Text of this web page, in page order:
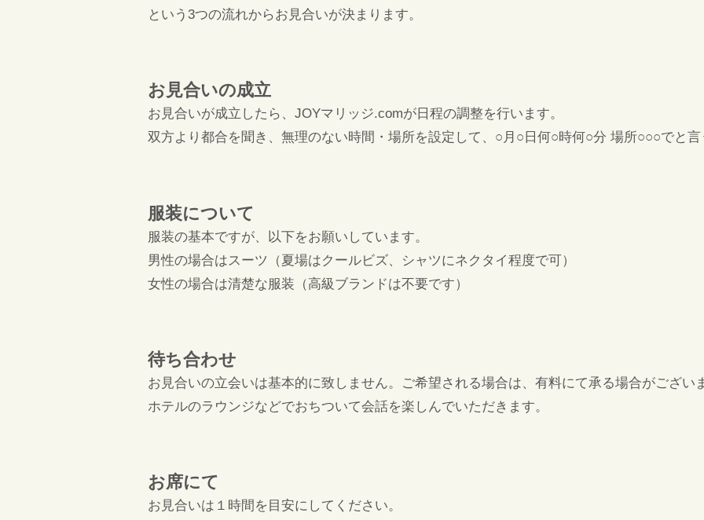
という3つの流れからお見合いが決まります。
お見合いの成立
お見合いが成立したら、JOYマリッジ.comが日程の調整を行います。
双方より都合を聞き、無理のない時間・場所を設定して、○月○日何○時何○分 場所○○○でと
服装について
服装の基本ですが、以下をお願いしています。
男性の場合はスーツ（夏場はクールビズ、シャツにネクタイ程度で可）
女性の場合は清楚な服装（高級ブランドは不要です）
待ち合わせ
お見合いの立会いは基本的に致しません。ご希望される場合は、有料にて承る場合がござい
ホテルのラウンジなどでおちついて会話を楽しんでいただきます。
お席にて
お見合いは１時間を目安にしてください。